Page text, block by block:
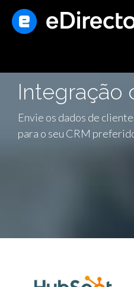
Integração
Envie os dados de
para o seu CRM